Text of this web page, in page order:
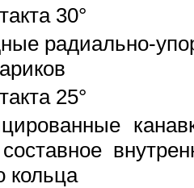
30°
радиально-
25°
кольца